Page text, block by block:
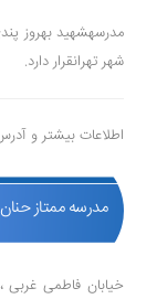
شهر تهرانقرار دارد.
اطلاعات بیشتر و
مدرسه ممتاز حنان
خیابان فاطمی غربی